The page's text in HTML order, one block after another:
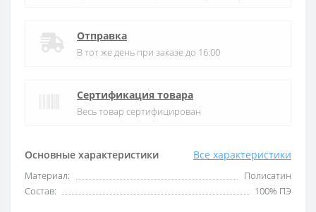
Основные характеристики Все характеристики
Материал:
Полисатин
Состав:
100% ПЭ
Отправка
В тот же день при заказе до 16:00
Сертификация товара
Весь товар сертифицирован